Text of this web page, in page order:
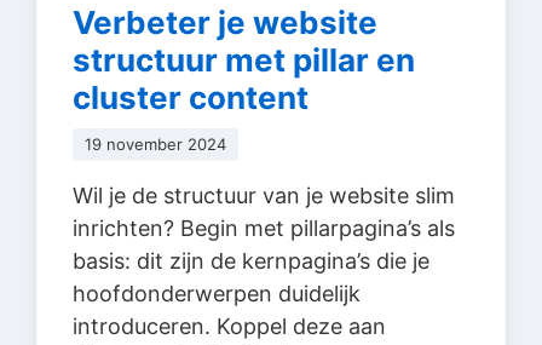
Verbeter je website
structuur met pillar en
cluster content
19 november 2024
Wil je de structuur van je website slim
inrichten? Begin met pillarpagina’s als
basis: dit zijn de kernpagina’s die je
hoofdonderwerpen duidelijk
introduceren. Koppel deze aan